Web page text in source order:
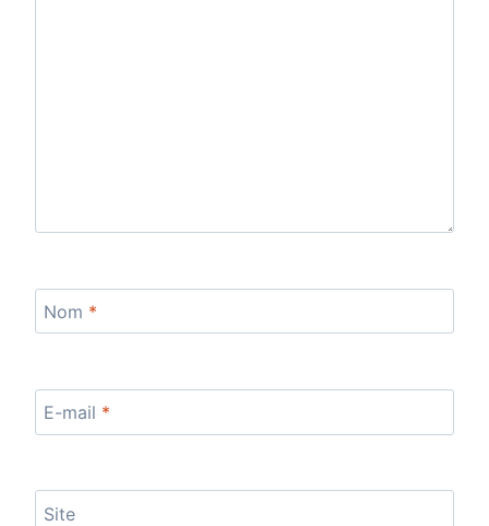
Nom *
E-mail *
Site